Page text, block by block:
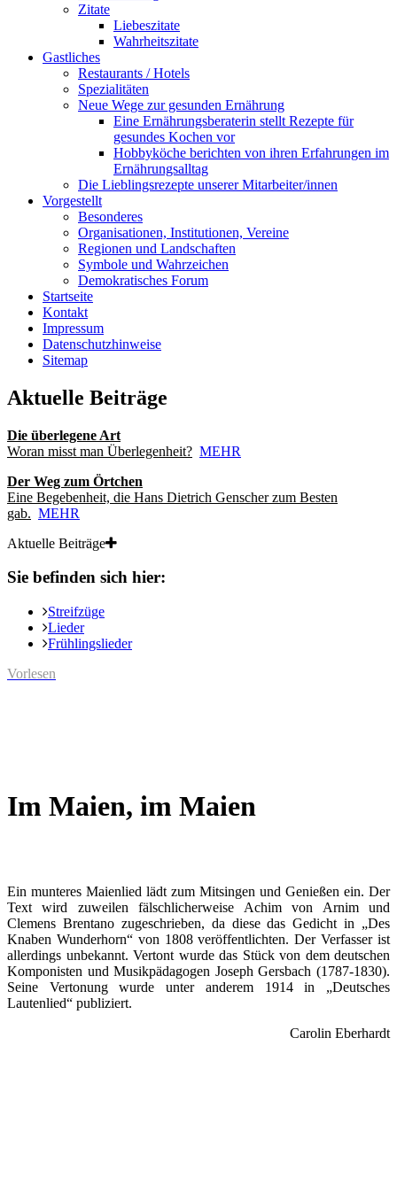
Zitate
Liebeszitate
Wahrheitszitate
Gastliches
Restaurants / Hotels
Spezialitäten
Neue Wege zur gesunden Ernährung
Eine Ernährungsberaterin stellt Rezepte für
gesundes Kochen vor
Hobbyköche berichten von ihren Erfahrungen im
Ernährungsalltag
Die Lieblingsrezepte unserer Mitarbeiter/innen
Vorgestellt
Besonderes
Organisationen, Institutionen, Vereine
Regionen und Landschaften
Symbole und Wahrzeichen
Demokratisches Forum
Startseite
Kontakt
Impressum
Datenschutzhinweise
Sitemap
Aktuelle Beiträge
Die überlegene Art
Woran misst man Überlegenheit? MEHR
Der Weg zum Örtchen
Eine Begebenheit, die Hans Dietrich Genscher zum Besten
gab. MEHR
Aktuelle Beiträge
Sie befinden sich hier:
Streifzüge
Lieder
Frühlingslieder
Vorlesen
Im Maien, im Maien
Ein munteres Maienlied lädt zum Mitsingen und Genießen ein. Der
Text wird zuweilen fälschlicherweise Achim von Arnim und
Clemens Brentano zugeschrieben, da diese das Gedicht in „Des
Knaben Wunderhorn“ von 1808 veröffentlichten. Der Verfasser ist
allerdings unbekannt. Vertont wurde das Stück von dem deutschen
Komponisten und Musikpädagogen Joseph Gersbach (1787-1830).
Seine Vertonung wurde unter anderem 1914 in „Deutsches
Lautenlied“ publiziert.
Carolin Eberhardt